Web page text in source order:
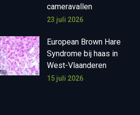
cameravallen
23 juli 2026
European Brown Hare
Syndrome bij haas in
West-Vlaanderen
15 juli 2026